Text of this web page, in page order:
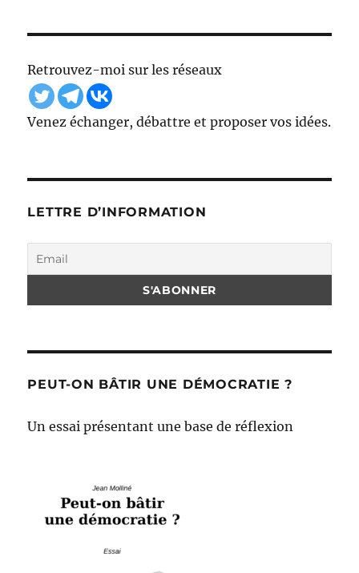
Retrouvez-moi sur les réseaux
Venez échanger, débattre et proposer vos idées.
LETTRE D’INFORMATION
PEUT-ON BÂTIR UNE DÉMOCRATIE ?
Un essai présentant une base de réflexion